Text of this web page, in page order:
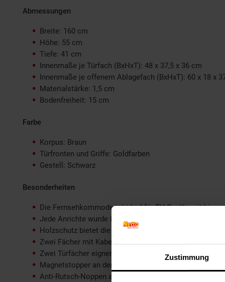
Zustimmung
Abmessungen
Breite: 160 cm
Höhe: 55 cm
Tiefe: 41 cm
Innenmaße je Türfach (BxHxT): 48 x 37,5 x 36 cm
Innenmaße je offenem Ablagefach (BxHxT): 60 x 18 x
Materialstärke: 1,5 cm
Bodenfreiheit: 15 cm
Farbe
Korpus: Braun
Türfronten und Griffe: Goldfarben
Gestell: Schwarz
Besonderheiten
Die Fernsehkommode ist ideal für TV-Geräte mit bis
Jede Anrichte wurde in Handarbeit gefertigt und ist
Holzschutz bietet die Schutzlackversiegelung der
Zwei Fächer mit Kabeldurchlässen für Spielekonsolen
Zwei Türfächer eignen sich ideal für Konsolenspiele und
Magnetstopper an den Türen verhindern, dass sich
Anti-Rutsch-Noppen an den Beinen schützen Deinen